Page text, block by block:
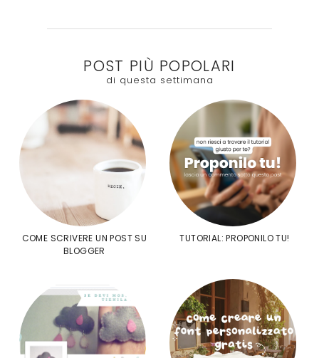
POST PIÙ POPOLARI
di questa settimana
COME SCRIVERE UN POST SU
BLOGGER
TUTORIAL: PROPONILO TU!